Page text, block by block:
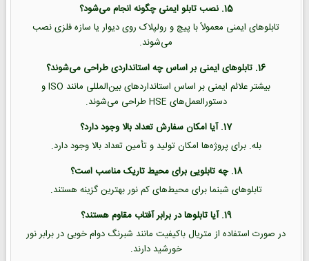
15. نصب تابلو ایمنی چگونه انجام می‌شود؟
تابلوهای ایمنی معمولاً با پیچ و رولپلاک روی دیوار یا سازه فلزی نصب
می‌شوند.
16. تابلوهای ایمنی بر اساس چه استانداردی طراحی می‌شوند؟
بیشتر علائم ایمنی بر اساس استانداردهای بین‌المللی مانند ISO و
دستورالعمل‌های HSE طراحی می‌شوند.
17. آیا امکان سفارش تعداد بالا وجود دارد؟
بله. برای پروژه‌ها امکان تولید و تأمین تعداد بالا وجود دارد.
18. چه تابلویی برای محیط تاریک مناسب است؟
تابلوهای شبنما برای محیط‌های کم نور بهترین گزینه هستند.
19. آیا تابلوها در برابر آفتاب مقاوم هستند؟
در صورت استفاده از متریال باکیفیت مانند شبرنگ دوام خوبی در برابر نور
خورشید دارند.